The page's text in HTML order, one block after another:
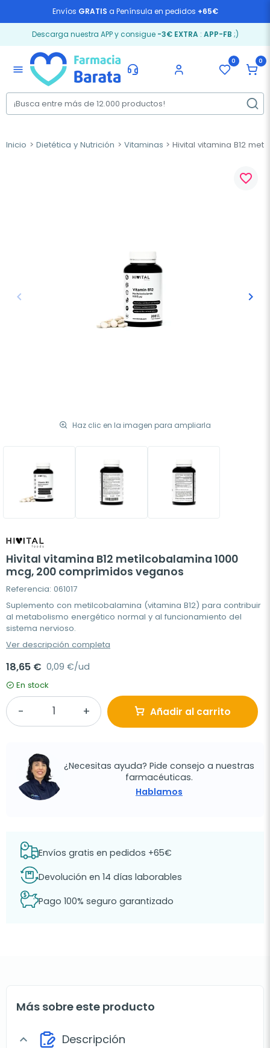
Envíos GRATIS a Península en pedidos +65€
Descarga nuestra APP y consigue -3€ EXTRA: APP-FB ;)
menu
0 0
Inicio Dietética y Nutrición Vitaminas Hivital vitamina B12
Anterior
keyboard_arrow_left keyboard_arrow_right
Haz clic en la imagen para ampliarla
favorite_border
Hivital vitamina B12 metilcobalamina 1000
mcg, 200 comprimidos veganos
Referencia: 061017
Suplemento con metilcobalamina (vitamina B12) para contribuir
al metabolismo energético normal y al funcionamiento del
sistema nervioso.
Ver descripción completa
18,65 € 0,09 €/ud
En stock
Añadir al carrito
¿Necesitas ayuda? Pide consejo a nuestras
farmacéuticas.
Hablamos
Envíos gratis en pedidos +65€
Devolución en 14 días laborables
Pago 100% seguro garantizado
Más sobre este producto
expand_more Descripción